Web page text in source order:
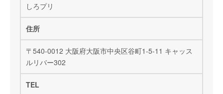
しろプリ
住所
〒540-0012 大阪府大阪市中央区谷町1-5-11 キャッス
ルリバー302
TEL